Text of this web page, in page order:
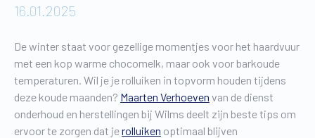
16.01.2025
De winter staat voor gezellige momentjes voor het haardvuur
met een kop warme chocomelk, maar ook voor barkoude
temperaturen. Wil je je rolluiken in topvorm houden tijdens
deze koude maanden? Maarten Verhoeven van de dienst
onderhoud en herstellingen bij Wilms deelt zijn beste tips om
ervoor te zorgen dat jerolluiken optimaal blijven